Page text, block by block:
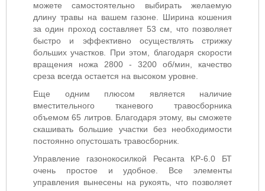
можете самостоятельно выбирать желаемую
длину травы на вашем газоне. Ширина кошения
за один проход составляет 53 см, что позволяет
быстро и эффективно осуществлять стрижку
больших участков. При этом, благодаря скорости
вращения ножа 2800 - 3200 об/мин, качество
среза всегда остается на высоком уровне.
Еще одним плюсом является наличие
вместительного тканевого травосборника
объемом 65 литров. Благодаря этому, вы сможете
скашивать большие участки без необходимости
постоянно опустошать травосборник.
Управление газонокосилкой Ресанта КР-6.0 БТ
очень простое и удобное. Все элементы
управления вынесены на рукоять, что позволяет